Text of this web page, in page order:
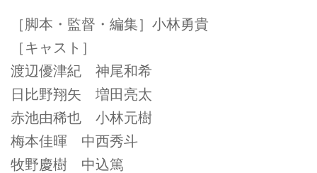
［脚本・監督・編集］小林勇貴
［キャスト］
渡辺優津紀 神尾和希
日比野翔矢 増田亮太
赤池由稀也 小林元樹
梅本佳暉 中西秀斗
牧野慶樹 中込篤